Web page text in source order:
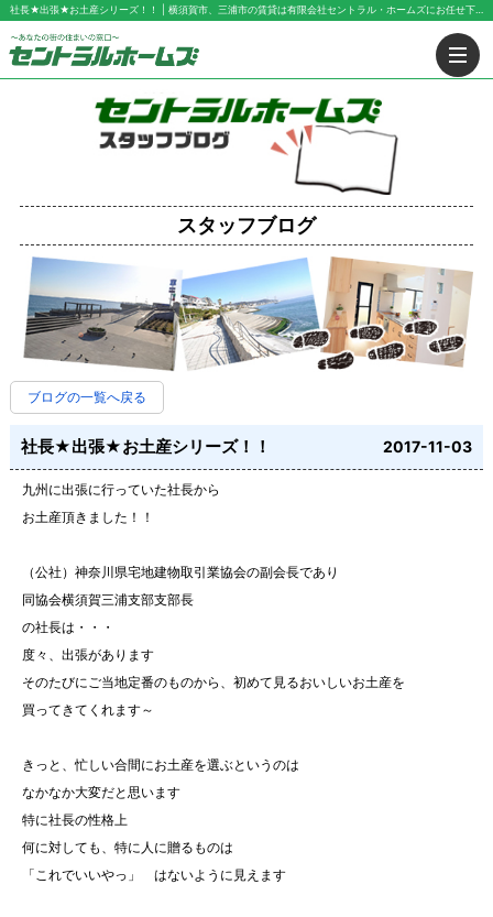
社長★出張★お土産シリーズ！！ | 横須賀市、三浦市の賃貸は有限会社セントラル・ホームズにお任せ下さい！
スタッフブログ
ブログの一覧へ戻る
社長★出張★お土産シリーズ！！ 2017-11-03
九州に出張に行っていた社長から
お土産頂きました！！
（公社）神奈川県宅地建物取引業協会の副会長であり
同協会横須賀三浦支部支部長
の社長は・・・
度々、出張があります
そのたびにご当地定番のものから、初めて見るおいしいお土産を
買ってきてくれます～
きっと、忙しい合間にお土産を選ぶというのは
なかなか大変だと思います
特に社長の性格上
何に対しても、特に人に贈るものは
「これでいいやっ」 はないように見えます